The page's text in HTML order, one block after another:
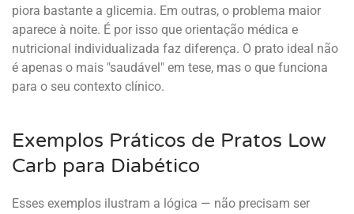
piora bastante a glicemia. Em outras, o problema maior
aparece à noite. É por isso que orientação médica e
nutricional individualizada faz diferença. O prato ideal não
é apenas o mais "saudável" em tese, mas o que funciona
para o seu contexto clínico.
Exemplos Práticos de Pratos Low
Carb para Diabético
Esses exemplos ilustram a lógica — não precisam ser